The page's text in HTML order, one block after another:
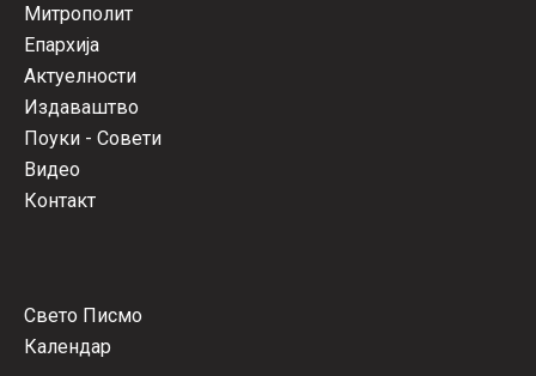
Митрополит
Епархија
Актуелности
Издаваштво
Поуки - Совети
Видео
Контакт
Свето Писмо
Календар